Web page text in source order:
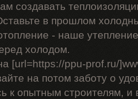
создавать
в прошлом
- наше
холодом.
[url=https://ppu-prof.ru/
на потом заботу о
к опытным строителям, и